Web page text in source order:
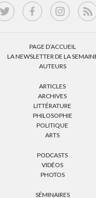
PAGE D’ACCUEIL
LA NEWSLETTER DE LA
AUTEURS
ARTICLES
ARCHIVES
LITTÉRATURE
PHILOSOPHIE
POLITIQUE
ARTS
PODCASTS
VIDÉOS
PHOTOS
SÉMINAIRES